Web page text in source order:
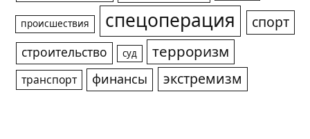
происшествия спецоперация спорт
строительство суд терроризм
транспорт финансы экстремизм